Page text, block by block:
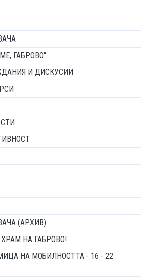
ГАБРОВО“
И ДИСКУСИИ
(АРХИВ)
НА ГАБРОВО!
НА МОБИЛНОСТТА - 16 - 22